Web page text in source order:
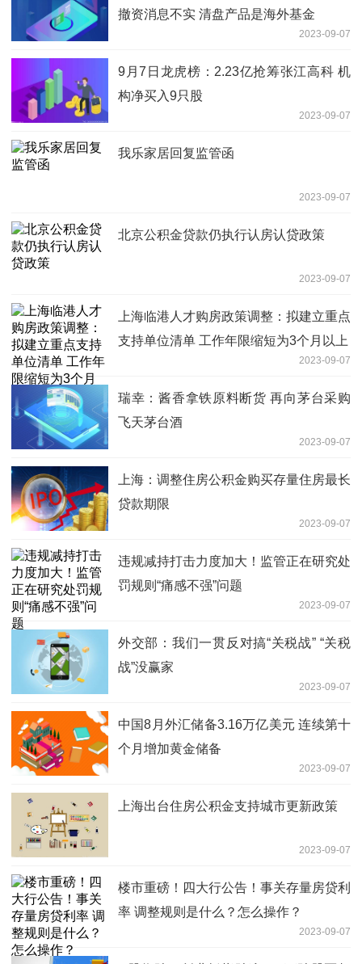
撤资消息不实 清盘产品是海外基金
2023-09-07
9月7日龙虎榜：2.23亿抢筹张江高科 机
构净买入9只股
2023-09-07
我乐家居回复监管函
2023-09-07
北京公积金贷款仍执行认房认贷政策
2023-09-07
上海临港人才购房政策调整：拟建立重点
支持单位清单 工作年限缩短为3个月以上
2023-09-07
瑞幸：酱香拿铁原料断货 再向茅台采购
飞天茅台酒
2023-09-07
上海：调整住房公积金购买存量住房最长
贷款期限
2023-09-07
违规减持打击力度加大！监管正在研究处
罚规则“痛感不强”问题
2023-09-07
外交部：我们一贯反对搞“关税战” “关税
战”没赢家
2023-09-07
中国8月外汇储备3.16万亿美元 连续第十
个月增加黄金储备
2023-09-07
上海出台住房公积金支持城市更新政策
2023-09-07
楼市重磅！四大行公告！事关存量房贷利
率 调整规则是什么？怎么操作？
2023-09-07